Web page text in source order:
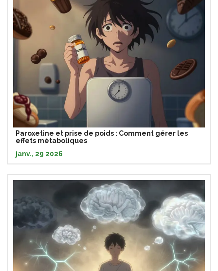
Paroxetine et prise de poids : Comment gérer les
effets métaboliques
janv., 29 2026